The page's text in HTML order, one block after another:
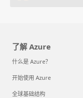
了解 Azure
什么是 Azure？
开始使用 Azure
全球基础结构